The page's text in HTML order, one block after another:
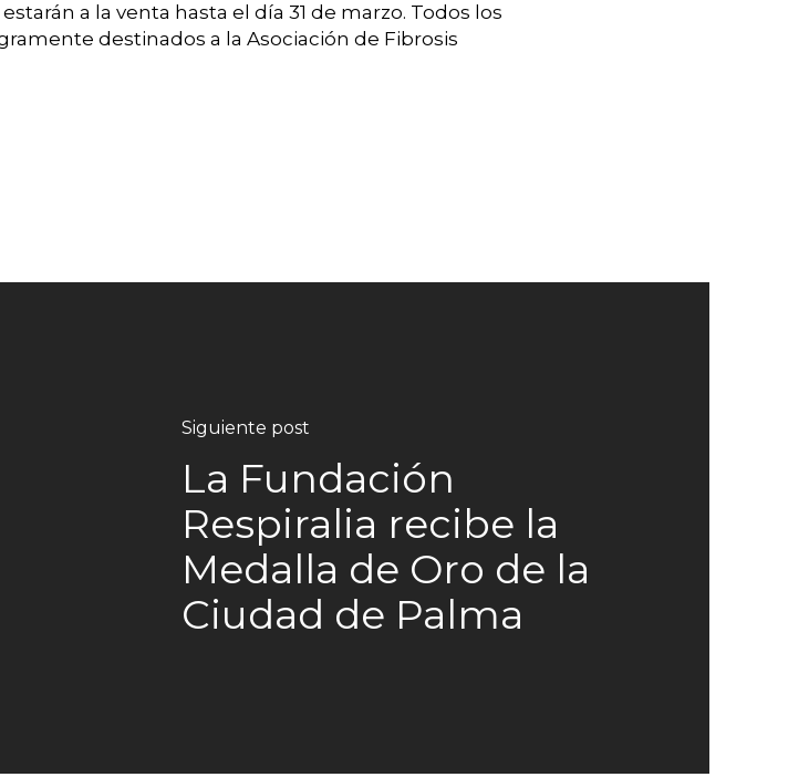
a la venta hasta el día 31 de marzo. Todos los
destinados a la Asociación de Fibrosis
Siguiente post
La Fundación
Respiralia recibe la
Medalla de Oro de la
Ciudad de Palma